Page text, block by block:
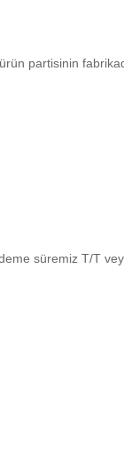
partisinin
süremiz T/T